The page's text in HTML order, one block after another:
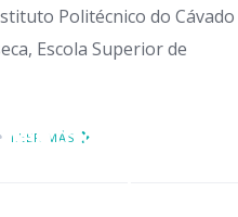
Politécnico do Cávado
Escola Superior de
LEER MÁS
de